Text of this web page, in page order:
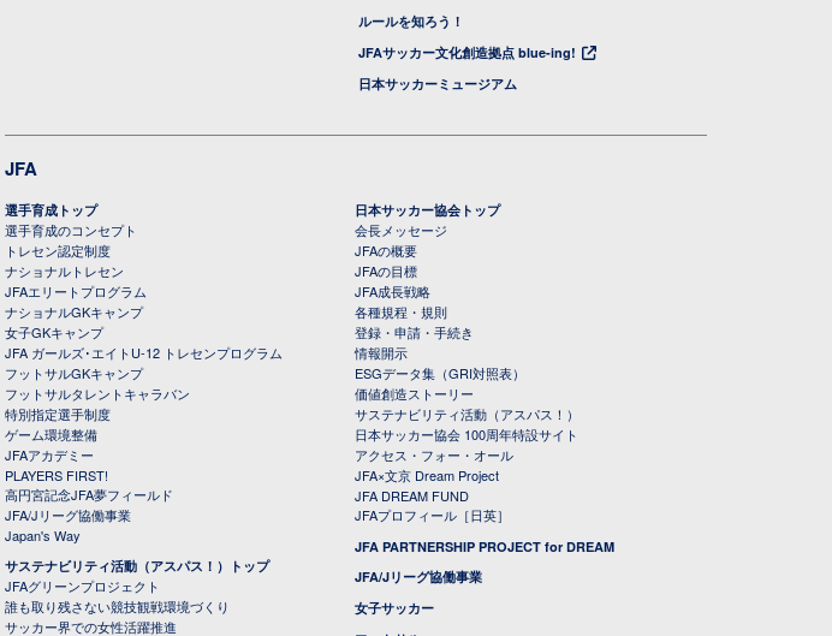
ルールを知ろう！
JFAサッカー文化創造拠点 blue-ing!
日本サッカーミュージアム
JFA
選手育成トップ
選手育成のコンセプト
トレセン認定制度
ナショナルトレセン
JFAエリートプログラム
ナショナルGKキャンプ
女子GKキャンプ
JFA ガールズ･エイトU-12 トレセンプログラム
フットサルGKキャンプ
フットサルタレントキャラバン
特別指定選手制度
ゲーム環境整備
JFAアカデミー
PLAYERS FIRST!
高円宮記念JFA夢フィールド
JFA/Jリーグ協働事業
Japan's Way
サステナビリティ活動（アスパス！）トップ
JFAグリーンプロジェクト
誰も取り残さない競技観戦環境づくり
サッカー界での女性活躍推進
日本サッカー協会トップ
会長メッセージ
JFAの概要
JFAの目標
JFA成長戦略
各種規程・規則
登録・申請・手続き
情報開示
ESGデータ集（GRI対照表）
価値創造ストーリー
サステナビリティ活動（アスパス！）
日本サッカー協会 100周年特設サイト
アクセス・フォー・オール
JFA×文京 Dream Project
JFA DREAM FUND
JFAプロフィール［日英］
JFA PARTNERSHIP PROJECT for DREAM
JFA/Jリーグ協働事業
女子サッカー